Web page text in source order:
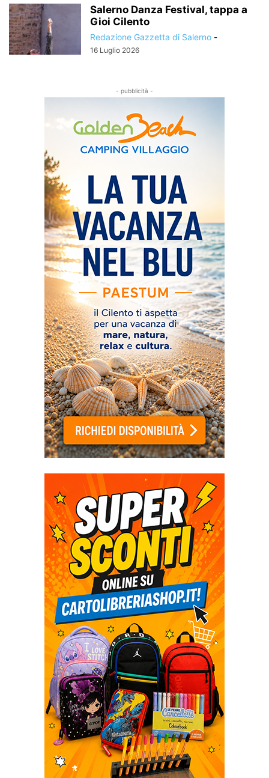
Salerno Danza Festival, tappa a
Gioi Cilento
Redazione Gazzetta di Salerno -
16 Luglio 2026
- pubblicità -